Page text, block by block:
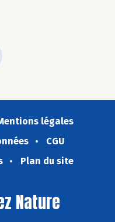
légales
CGU
Plan du site
Nature